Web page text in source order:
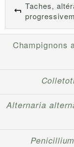
Taches,
Champignons
Alternaria
Penicillium